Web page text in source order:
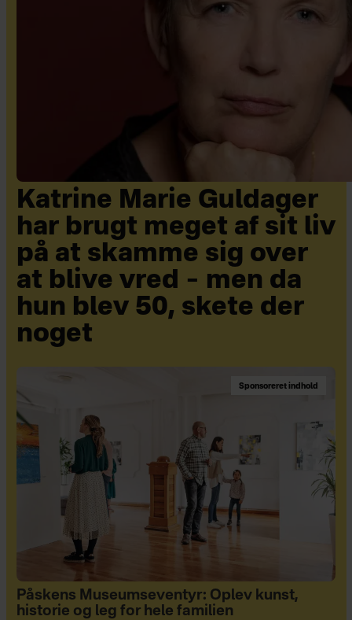
Katrine Marie Guldager
har brugt meget af sit liv
på at skamme sig over
at blive vred – men da
hun blev 50, skete der
noget
Sponsoreret indhold
Påskens Museumseventyr: Oplev kunst,
historie og leg for hele familien